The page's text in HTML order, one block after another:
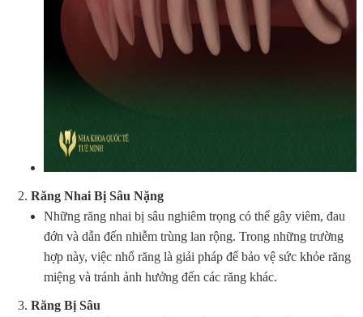
Răng Nhai Bị Sâu Nặng
Những răng nhai bị sâu nghiêm trọng có thể gây viêm, đau
đớn và dẫn đến nhiễm trùng lan rộng. Trong những trường
hợp này, việc nhổ răng là giải pháp để bảo vệ sức khỏe răng
miệng và tránh ảnh hưởng đến các răng khác.
Răng Bị Sâu